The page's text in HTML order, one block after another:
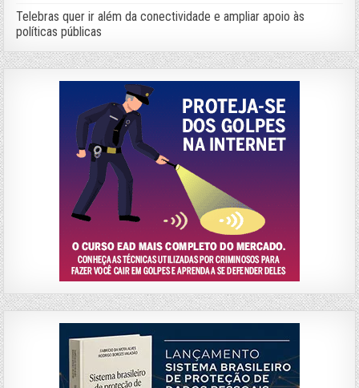
Telebras quer ir além da conectividade e ampliar apoio às
políticas públicas